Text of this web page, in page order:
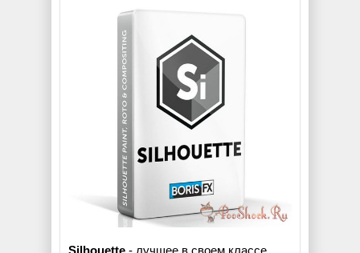
Silhouette - лучшее в своем классе